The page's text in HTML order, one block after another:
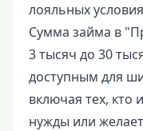
лояльных
Сумма займа в
3 тысяч до 30
доступным для
включая тех, кто
нужды или